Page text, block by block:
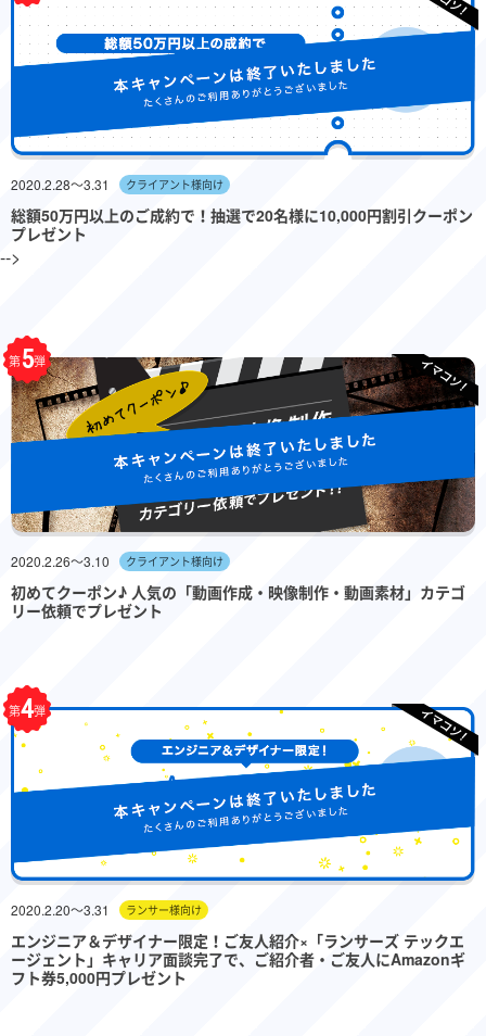
2020.2.28〜3.31 クライアント様向け
総額50万円以上のご成約で！抽選で20名様に10,000円割引クーポン
プレゼント
-->
第5弾
2020.2.26〜3.10 クライアント様向け
初めてクーポン♪ 人気の「動画作成・映像制作・動画素材」カテゴ
リー依頼でプレゼント
第4弾
2020.2.20〜3.31 ランサー様向け
エンジニア＆デザイナー限定！ご友人紹介×「ランサーズ テックエ
ージェント」キャリア面談完了で、ご紹介者・ご友人にAmazonギ
フト券5,000円プレゼント